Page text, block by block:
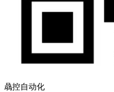
骉控自动化